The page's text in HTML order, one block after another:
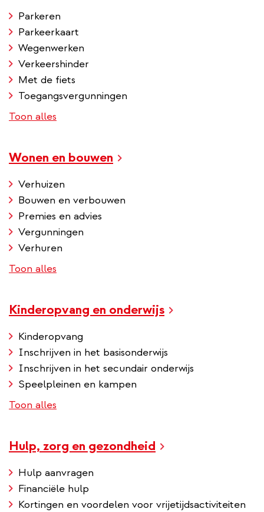
Parkeren
Parkeerkaart
Wegenwerken
Verkeershinder
Met de fiets
Toegangsvergunningen
Toon alles
Wonen en bouwen
Verhuizen
Bouwen en verbouwen
Premies en advies
Vergunningen
Verhuren
Toon alles
Kinderopvang en onderwijs
Kinderopvang
Inschrijven in het basisonderwijs
Inschrijven in het secundair onderwijs
Speelpleinen en kampen
Toon alles
Hulp, zorg en gezondheid
Hulp aanvragen
Financiële hulp
Kortingen en voordelen voor vrijetijdsactiviteiten